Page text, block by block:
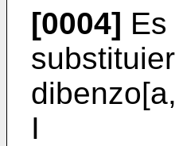
[0004]
I